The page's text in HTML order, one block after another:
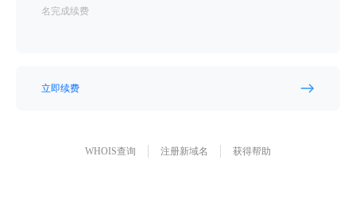
名完成续费
立即续费
WHOIS查询 注册新域名 获得帮助